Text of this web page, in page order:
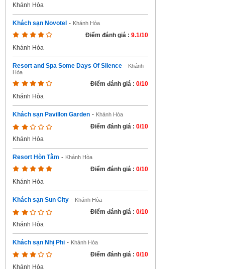
Khánh Hòa
Khách sạn Novotel - Khánh Hòa
Điểm đánh giá : 9.1/10
Khánh Hòa
Resort and Spa Some Days Of Silence - Khánh
Hòa
Điểm đánh giá : 0/10
Khánh Hòa
Khách sạn Pavillon Garden - Khánh Hòa
Điểm đánh giá : 0/10
Khánh Hòa
Resort Hòn Tằm - Khánh Hòa
Điểm đánh giá : 0/10
Khánh Hòa
Khách sạn Sun City - Khánh Hòa
Điểm đánh giá : 0/10
Khánh Hòa
Khách sạn Nhị Phi - Khánh Hòa
Điểm đánh giá : 0/10
Khánh Hòa